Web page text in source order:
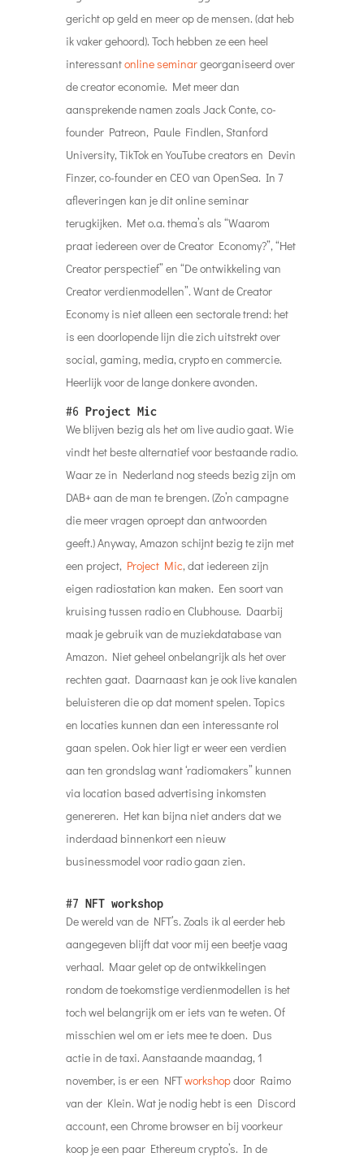
gericht op geld en meer op de mensen. (dat heb
ik vaker gehoord). Toch hebben ze een heel
interessantonline seminargeorganiseerd over
de creator economie. Met meer dan
aansprekende namen zoals Jack Conte, co-
founder Patreon, Paule Findlen, Stanford
University, TikTok en YouTube creators en Devin
Finzer, co-founder en CEO van OpenSea. In 7
afleveringen kan je dit online seminar
terugkijken. Met o.a. thema’s als “Waarom
praat iedereen over de Creator Economy?”, “Het
Creator perspectief” en “De ontwikkeling van
Creator verdienmodellen”. Want de Creator
Economy is niet alleen een sectorale trend: het
is een doorlopende lijn die zich uitstrekt over
social, gaming, media, crypto en commercie.
Heerlijk voor de lange donkere avonden.
#6 Project Mic
We blijven bezig als het om live audio gaat. Wie
vindt het beste alternatief voor bestaande radio.
Waar ze in Nederland nog steeds bezig zijn om
DAB+ aan de man te brengen. (Zo’n campagne
die meer vragen oproept dan antwoorden
geeft.) Anyway, Amazon schijnt bezig te zijn met
een project, Project Mic, dat iedereen zijn
eigen radiostation kan maken. Een soort van
kruising tussen radio en Clubhouse. Daarbij
maak je gebruik van de muziekdatabase van
Amazon. Niet geheel onbelangrijk als het over
rechten gaat. Daarnaast kan je ook live kanalen
beluisteren die op dat moment spelen. Topics
en locaties kunnen dan een interessante rol
gaan spelen. Ook hier ligt er weer een verdien
aan ten grondslag want ‘radiomakers” kunnen
via location based advertising inkomsten
genereren. Het kan bijna niet anders dat we
inderdaad binnenkort een nieuw
businessmodel voor radio gaan zien.
#7 NFT workshop
De wereld van de NFT’s. Zoals ik al eerder heb
aangegeven blijft dat voor mij een beetje vaag
verhaal. Maar gelet op de ontwikkelingen
rondom de toekomstige verdienmodellen is het
toch wel belangrijk om er iets van te weten. Of
misschien wel om er iets mee te doen. Dus
actie in de taxi. Aanstaande maandag, 1
november, is er een NFTworkshopdoor Raimo
van der Klein. Wat je nodig hebt is een Discord
account, een Chrome browser en bij voorkeur
koop je een paar Ethereum crypto’s. In de